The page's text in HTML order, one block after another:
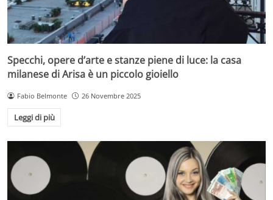
Specchi, opere d’arte e stanze piene di luce: la casa
milanese di Arisa è un piccolo gioiello
Fabio Belmonte 26 Novembre 2025
Leggi di più